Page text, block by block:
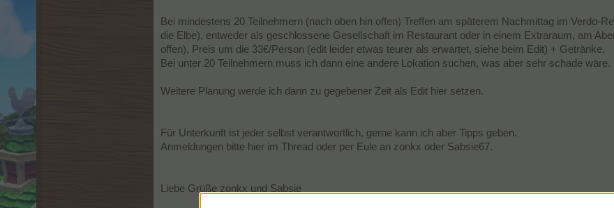
Bei mindestens 20 Teilnehmern (nach oben hin offen) Treffen am späterem Nachmittag im Verdo-
die Elbe), entweder als geschlossene Gesellschaft im Restaurant oder in einem Extraraum, am
offen), Preis um die 33€/Person (edit leider etwas teurer als erwartet, siehe beim Edit) + Getränke.
Bei unter 20 Teilnehmern muss ich dann eine andere Lokation suchen, was aber sehr schade wäre.
Weitere Planung werde ich dann zu gegebener Zeit als Edit hier setzen.
Für Unterkunft ist jeder selbst verantwortlich, gerne kann ich aber Tipps geben.
Anmeldungen bitte hier im Thread oder per Eule an zonkx oder Sabsie67.
Liebe Grüße zonkx und Sabsie